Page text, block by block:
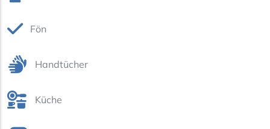
Fön
Handtücher
Küche